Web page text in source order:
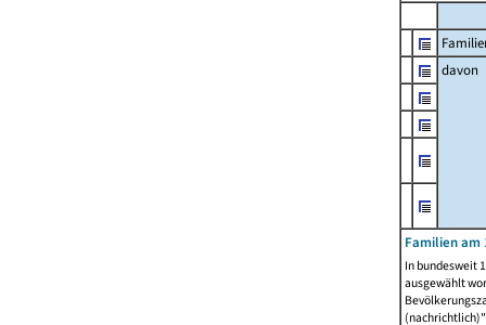
davon
Familien am
In bundesweit
ausgewählt